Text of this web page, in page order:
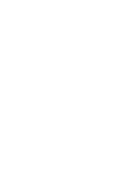
Todos
Confira